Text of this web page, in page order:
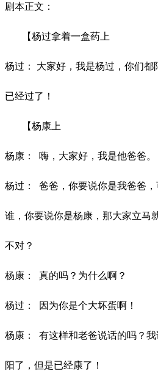
剧本正文：
【杨过拿着一盒药上
杨过： 大家好，我是杨过，你们都
已经过了！
【杨康上
杨康： 嗨，大家好，我是他爸爸。
杨过： 爸爸，你要说你是我爸爸
谁，你要说你是杨康， 那大家立马
不对？
杨康： 真的吗？为什么啊？
杨过： 因为你是个大坏蛋啊！
杨康： 有这样和老爸说话的吗？
阳了，但是已经康了！